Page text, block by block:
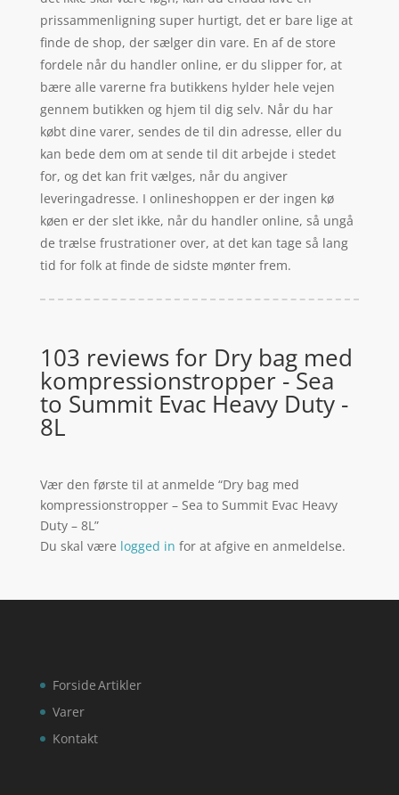
prissammenligning super hurtigt, det er bare lige at
finde de shop, der sælger din vare. En af de store
fordele når du handler online, er du slipper for, at
bære alle varerne fra butikkens hylder hele vejen
gennem butikken og hjem til dig selv. Når du har
købt dine varer, sendes de til din adresse, eller du
kan bede dem om at sende til dit arbejde i stedet
for, og det kan frit vælges, når du angiver
leveringadresse. I onlineshoppen er der ingen kø
køen er der slet ikke, når du handler online, så ungå
de trælse frustrationer over, at det kan tage så lang
tid for folk at finde de sidste mønter frem.
103 reviews for Dry bag med
kompressionstropper - Sea
to Summit Evac Heavy Duty -
8L
Vær den første til at anmelde “Dry bag med
kompressionstropper – Sea to Summit Evac Heavy
Duty – 8L”
Du skal være logged in for at afgive en anmeldelse.
Forside
Varer
Kontakt
Artikler